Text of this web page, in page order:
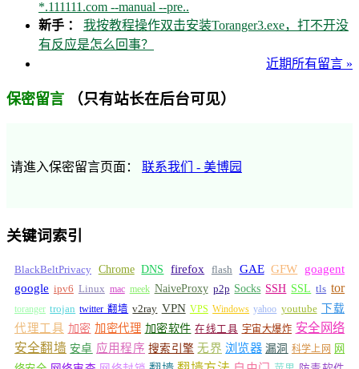
*.111111.com --manual --pre..
新手 ： 我按教程操作双击安装Toranger3.exe，打不开没
有反应是怎么回事？
近期所有留言 »
保密留言 （只有站长在后台可见）
请進入保密留言页面： 联系我们 - 美博园
关键词索引
BlackBeltPrivacy Chrome DNS firefox flash GAE GFW
goagent
google ipv6 Linux mac meek NaiveProxy p2p Socks SSH SSL tls tor
toranger trojan twitter 翻墙 v2ray VPN VPS Windows yahoo youtube 下载
代理工具 加密 加密代理 加密软件 在线工具 宇宙大爆炸 安全网络
安全翻墙 安卓 应用程序 搜索引擎 无界 浏览器 漏洞 科学上网 网